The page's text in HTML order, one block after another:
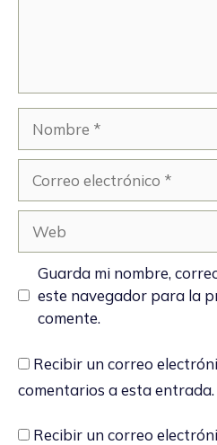
electrónico
Guarda mi nombre,
este navegador para la
comente.
Recibir un correo
comentarios a esta entrada.
Recibir un correo